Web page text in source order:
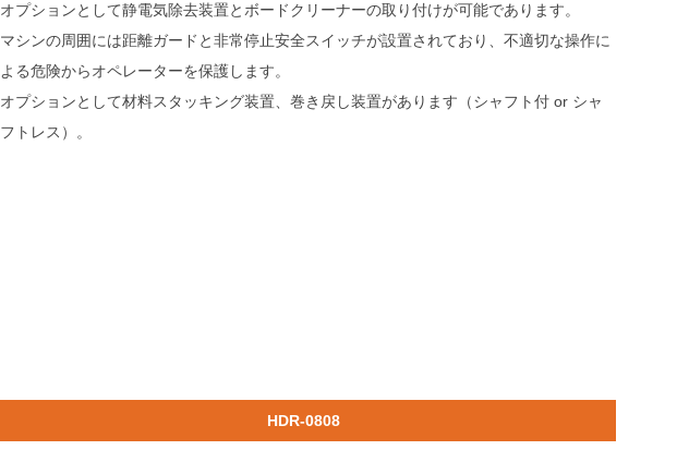
オプションとして静電気除去装置とボードクリーナーの取り付けが可能であります。
マシンの周囲には距離ガードと非常停止安全スイッチが設置されており、不適切な操作に
よる危険からオペレーターを保護します。
オプションとして材料スタッキング装置、巻き戻し装置があります（シャフト付 or シャ
フトレス）。
HDR-0808